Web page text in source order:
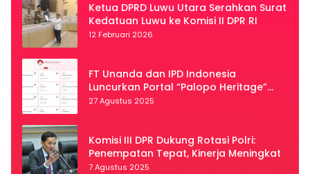
Ketua DPRD Luwu Utara Serahkan Surat
Kedatuan Luwu ke Komisi II DPR RI
12 Februari 2026
FT Unanda dan IPD Indonesia
Luncurkan Portal “Palopo Heritage”
Secara Virtual
27 Agustus 2025
Komisi III DPR Dukung Rotasi Polri:
Penempatan Tepat, Kinerja Meningkat
7 Agustus 2025